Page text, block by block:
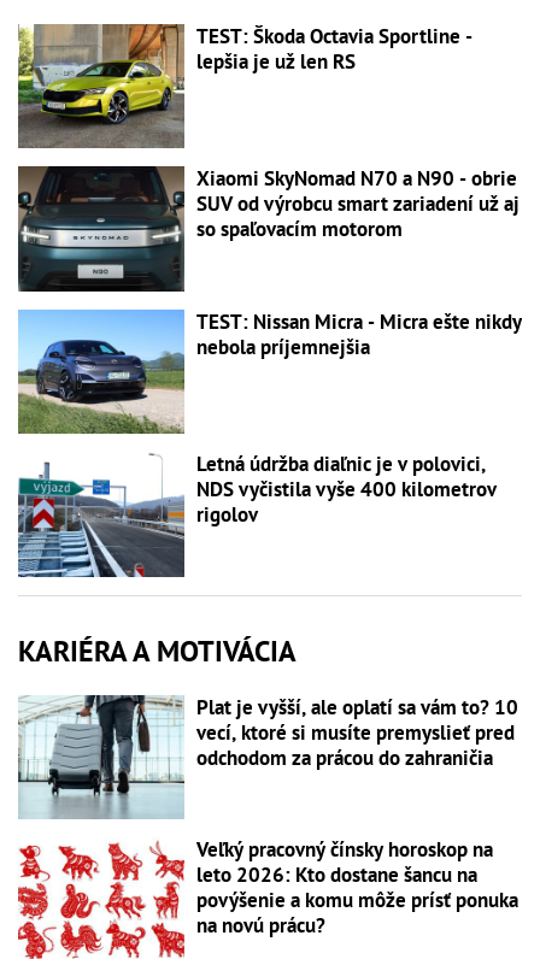
TEST: Škoda Octavia Sportline -
lepšia je už len RS
Xiaomi SkyNomad N70 a N90 - obrie
SUV od výrobcu smart zariadení už aj
so spaľovacím motorom
TEST: Nissan Micra - Micra ešte nikdy
nebola príjemnejšia
Letná údržba diaľnic je v polovici,
NDS vyčistila vyše 400 kilometrov
rigolov
KARIÉRA A MOTIVÁCIA
Plat je vyšší, ale oplatí sa vám to? 10
vecí, ktoré si musíte premyslieť pred
odchodom za prácou do zahraničia
Veľký pracovný čínsky horoskop na
leto 2026: Kto dostane šancu na
povýšenie a komu môže prísť ponuka
na novú prácu?